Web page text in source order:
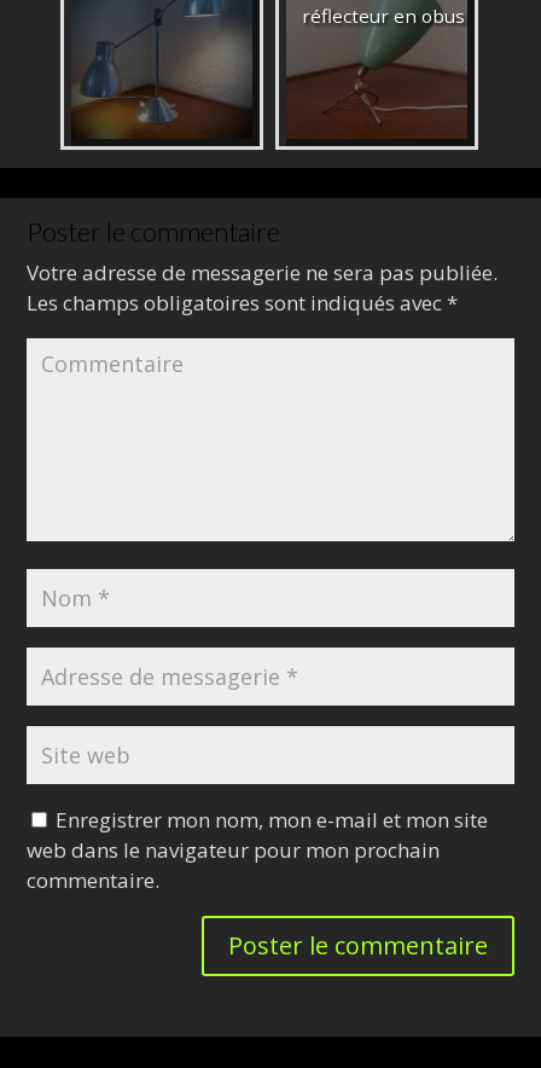
réflecteur en obus
Poster le commentaire
Votre adresse de messagerie ne sera pas publiée.
Les champs obligatoires sont indiqués avec*
Enregistrer mon nom, mon e-mail et mon site
web dans le navigateur pour mon prochain
commentaire.